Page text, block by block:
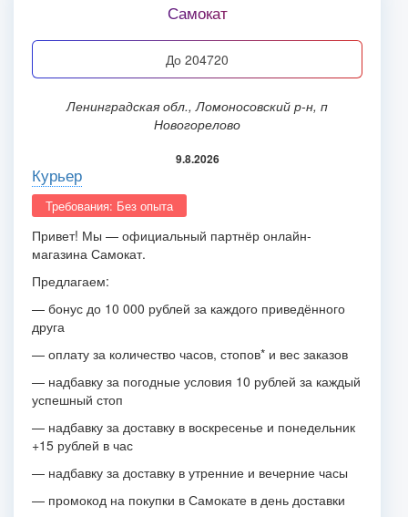
Самокат
до 204720
Ленинградская обл., Ломоносовский р-н, п
Новогорелово
9.8.2026
Курьер
Требования: Без опыта
Привет! Мы — официальный партнёр онлайн-
магазина Самокат.
Предлагаем:
— бонус до 10 000 рублей за каждого приведённого
друга
— оплату за количество часов, стопов* и вес заказов
— надбавку за погодные условия 10 рублей за каждый
успешный стоп
— надбавку за доставку в воскресенье и понедельник
+15 рублей в час
— надбавку за доставку в утренние и вечерние часы
— промокод на покупки в Самокате в день доставки